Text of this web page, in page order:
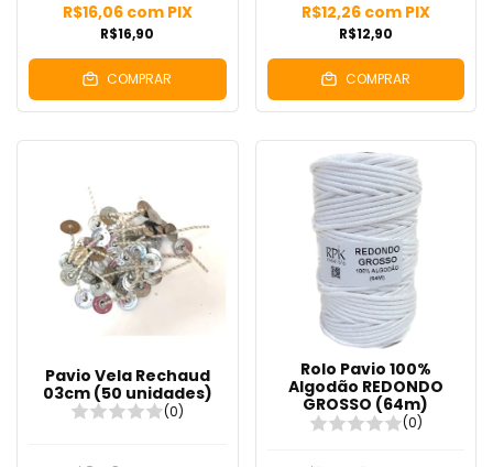
R$16,90
R$16,06 com PIX
COMPRAR
R$12,90
R$12,26 com PIX
COMPRAR
Pavio Vela Rechaud
03cm (50 unidades)
(0)
Rolo Pavio 100%
Algodão REDONDO
GROSSO (64m)
(0)